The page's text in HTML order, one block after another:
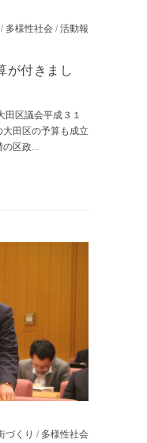
/ 多様性社会 / 活動報
が付きまし
区議会平成３１
田区の予算も成立
の区政
づくり / 多様性社会